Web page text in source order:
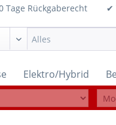
Rückgaberecht
Elektro/Hybrid